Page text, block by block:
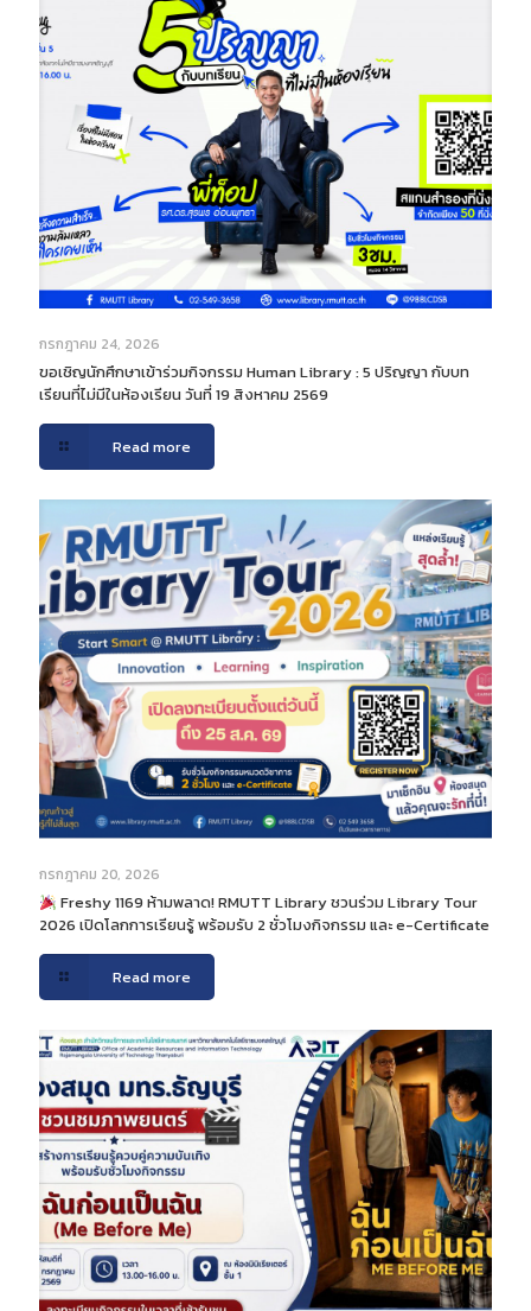
กรกฎาคม 24, 2026
ขอเชิญนักศึกษาเข้าร่วมกิจกรรม Human Library : 5 ปริญญา กับบท
เรียนที่ไม่มีในห้องเรียน วันที่ 19 สิงหาคม 2569
Read more
กรกฎาคม 20, 2026
Freshy 1169 ห้ามพลาด! RMUTT Library ชวนร่วม Library Tour
2026 เปิดโลกการเรียนรู้ พร้อมรับ 2 ชั่วโมงกิจกรรม และ e-Certificate
Read more